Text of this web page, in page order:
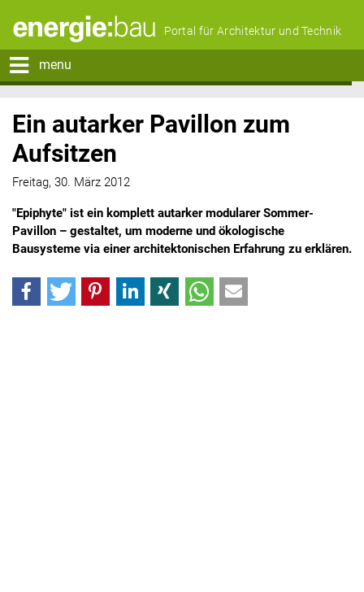
Portal für Architektur und Technik
menu
Ein autarker Pavillon zum
Aufsitzen
Freitag, 30. März 2012
"Epiphyte" ist ein komplett autarker modularer Sommer-
Pavillon – gestaltet, um moderne und ökologische
Bausysteme via einer architektonischen Erfahrung zu erklären.